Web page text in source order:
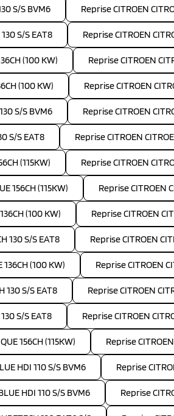
S/S BVM6 Reprise CITROEN
S/S EAT8 Reprise CITROEN
(100 KW) Reprise CITROEN
(100 KW) Reprise CITROEN
S/S BVM6 Reprise CITROEN
S/S EAT8 Reprise CITROEN
(115KW) Reprise CITROEN
156CH (115KW) Reprise CITROEN
(100 KW) Reprise CITROEN
130 S/S EAT8 Reprise CITROEN
136CH (100 KW) Reprise CITROEN
130 S/S EAT8 Reprise CITROEN
S/S EAT8 Reprise CITROEN
156CH (115KW) Reprise
HDI 110 S/S BVM6 Reprise
HDI 110 S/S BVM6 Reprise